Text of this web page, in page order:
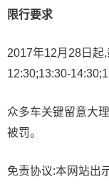
限行要求
2017年12月28日起
12:30;13:30-
众多车关键留意大
被罚。
免责协议:本网站出